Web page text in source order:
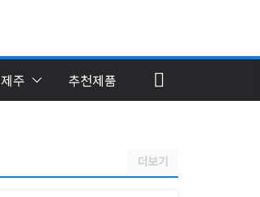
제주 추천제품
더보기